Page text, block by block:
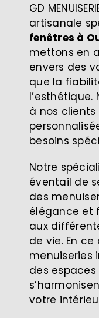
GD
artisanale
fenêtres à
mettons en
envers des
que la
à nos
besoins
Notre
éventail de
des
élégance et
aux
de vie. En
menuiseries
des
votre